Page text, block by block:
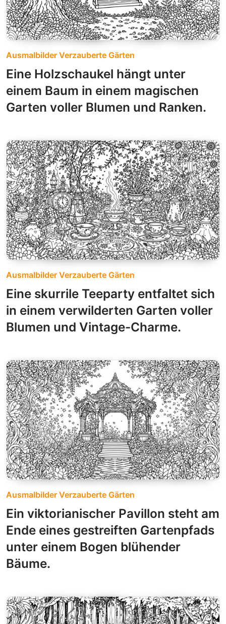
Ausmalbilder Verzauberte Gärten
Eine Holzschaukel hängt unter
einem Baum in einem magischen
Garten voller Blumen und Ranken.
Ausmalbilder Verzauberte Gärten
Eine skurrile Teeparty entfaltet sich
in einem verwilderten Garten voller
Blumen und Vintage-Charme.
Ausmalbilder Verzauberte Gärten
Ein viktorianischer Pavillon steht am
Ende eines gestreiften Gartenpfads
unter einem Bogen blühender
Bäume.